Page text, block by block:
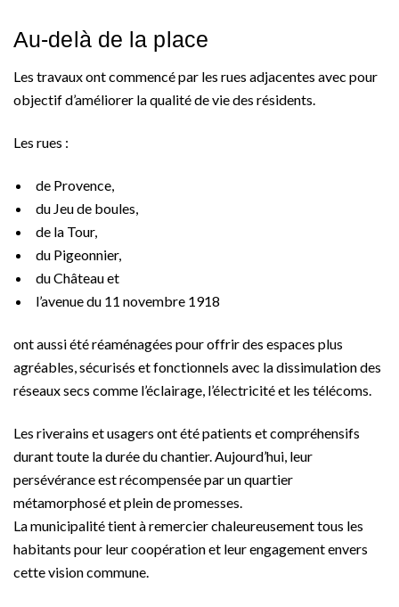
Au-delà de la place
Les travaux ont commencé par les rues adjacentes avec pour
objectif d’améliorer la qualité de vie des résidents.
Les rues :
de Provence,
du Jeu de boules,
de la Tour,
du Pigeonnier,
du Château et
l’avenue du 11 novembre 1918
ont aussi été réaménagées pour offrir des espaces plus
agréables, sécurisés et fonctionnels avec la dissimulation des
réseaux secs comme l’éclairage, l’électricité et les télécoms.
Les riverains et usagers ont été patients et compréhensifs
durant toute la durée du chantier. Aujourd’hui, leur
persévérance est récompensée par un quartier
métamorphosé et plein de promesses.
La municipalité tient à remercier chaleureusement tous les
habitants pour leur coopération et leur engagement envers
cette vision commune.